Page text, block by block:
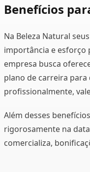
Benefícios
Na Beleza Natural
importância e esforço
empresa busca
plano de carreira
profissionalmente,
Além desses
rigorosamente na
comercializa,